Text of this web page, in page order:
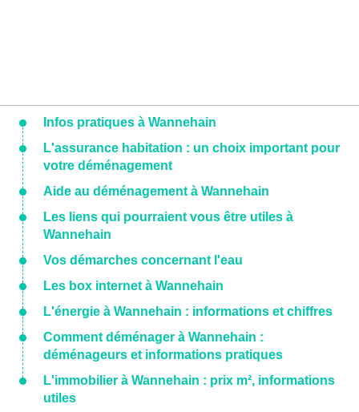
Infos pratiques à Wannehain
L'assurance habitation : un choix important pour
votre déménagement
Aide au déménagement à Wannehain
Les liens qui pourraient vous être utiles à
Wannehain
Vos démarches concernant l'eau
Les box internet à Wannehain
L'énergie à Wannehain : informations et chiffres
Comment déménager à Wannehain :
déménageurs et informations pratiques
L'immobilier à Wannehain : prix m², informations
utiles